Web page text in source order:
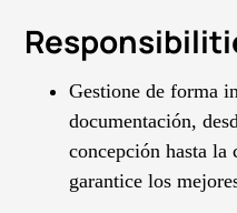
Gestione de forma
documentación,
concepción hasta la
garantice los